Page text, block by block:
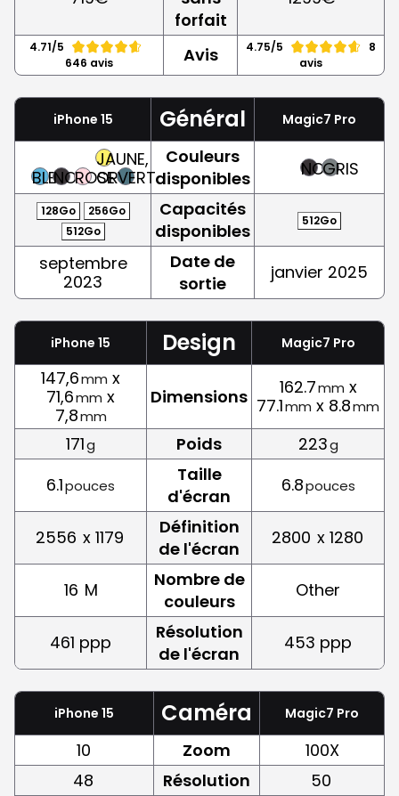
forfait
4.71/5
646 avis
Avis 4.75/5
8
avis
iPhone 15 Général Magic7 Pro
BLEUNOIRROSE
JAUNE,
ORVERT
Couleurs
disponibles
NOIRGRIS
128Go
256Go
512Go
Capacités
disponibles
512Go
septembre
2023
Date de
sortie
janvier 2025
iPhone 15 Design Magic7 Pro
147,6mm x
71,6mm x
7,8mm
Dimensions 162.7mm x
77.1mm x 8.8mm
171g Poids 223g
6.1pouces
Taille
d'écran
6.8pouces
2556 x 1179
Définition
de l'écran
2800 x 1280
16 M
Nombre de
couleurs
Other
461 ppp
Résolution
de l'écran
453 ppp
iPhone 15 Caméra Magic7 Pro
10 Zoom
100X
48
Résolution
50